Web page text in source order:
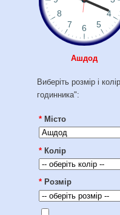
Ашдод
Виберіть розмір і
годинника":
* Місто
* Колір
* Розмір